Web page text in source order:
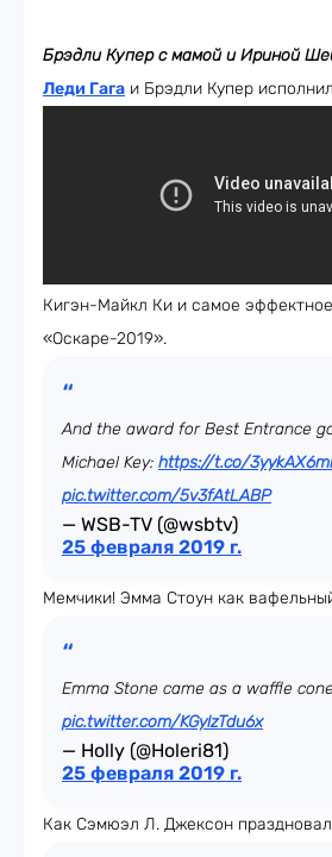
Брэдли Купер с мамой и Ириной
Леди Гага и Брэдли Купер
Кигэн-Майкл Ки и самое
«Оскаре-2019».
And the award for Best Entrance
Michael Key: https://t.co/
pic.twitter.com/5v3fAtLABP
— WSB-TV (@wsbtv)
25 февраля 2019 г.
Мемчики! Эмма Стоун как
Emma Stone came as a waffle
pic.twitter.com/KGylzTdu6x
— Holly (@Holeri81)
25 февраля 2019 г.
Как Сэмюэл Л. Джексон